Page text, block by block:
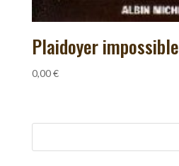
Plaidoyer impossible
0,00€